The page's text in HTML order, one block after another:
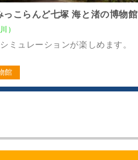
っこらんど七塚 海と渚の博物館
）
ミュレーションが楽しめます。
館